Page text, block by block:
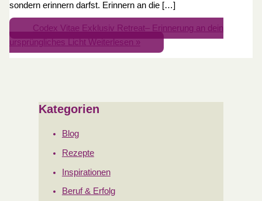
sondern erinnern darfst. Erinnern an die […]
Codex Vitae Exklusiv Retreat– Erinnerung an dein
ursprüngliches LichtWeiterlesen »
Kategorien
Blog
Rezepte
Inspirationen
Beruf & Erfolg